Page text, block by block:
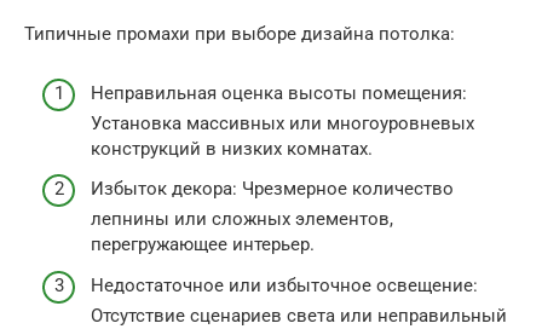
Типичные промахи при выборе дизайна потолка:
Неправильная оценка высоты помещения:
Установка массивных или многоуровневых
конструкций в низких комнатах.
Избыток декора: Чрезмерное количество
лепнины или сложных элементов,
перегружающее интерьер.
Недостаточное или избыточное освещение:
Отсутствие сценариев света или неправильный